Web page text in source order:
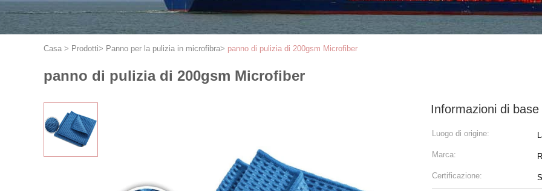
Casa > Prodotti> Panno per la pulizia in microfibra> panno di pulizia di 200gsm Microfiber
panno di pulizia di 200gsm Microfiber
Informazioni di base
Luogo di origine:
Marca:
Certificazione: